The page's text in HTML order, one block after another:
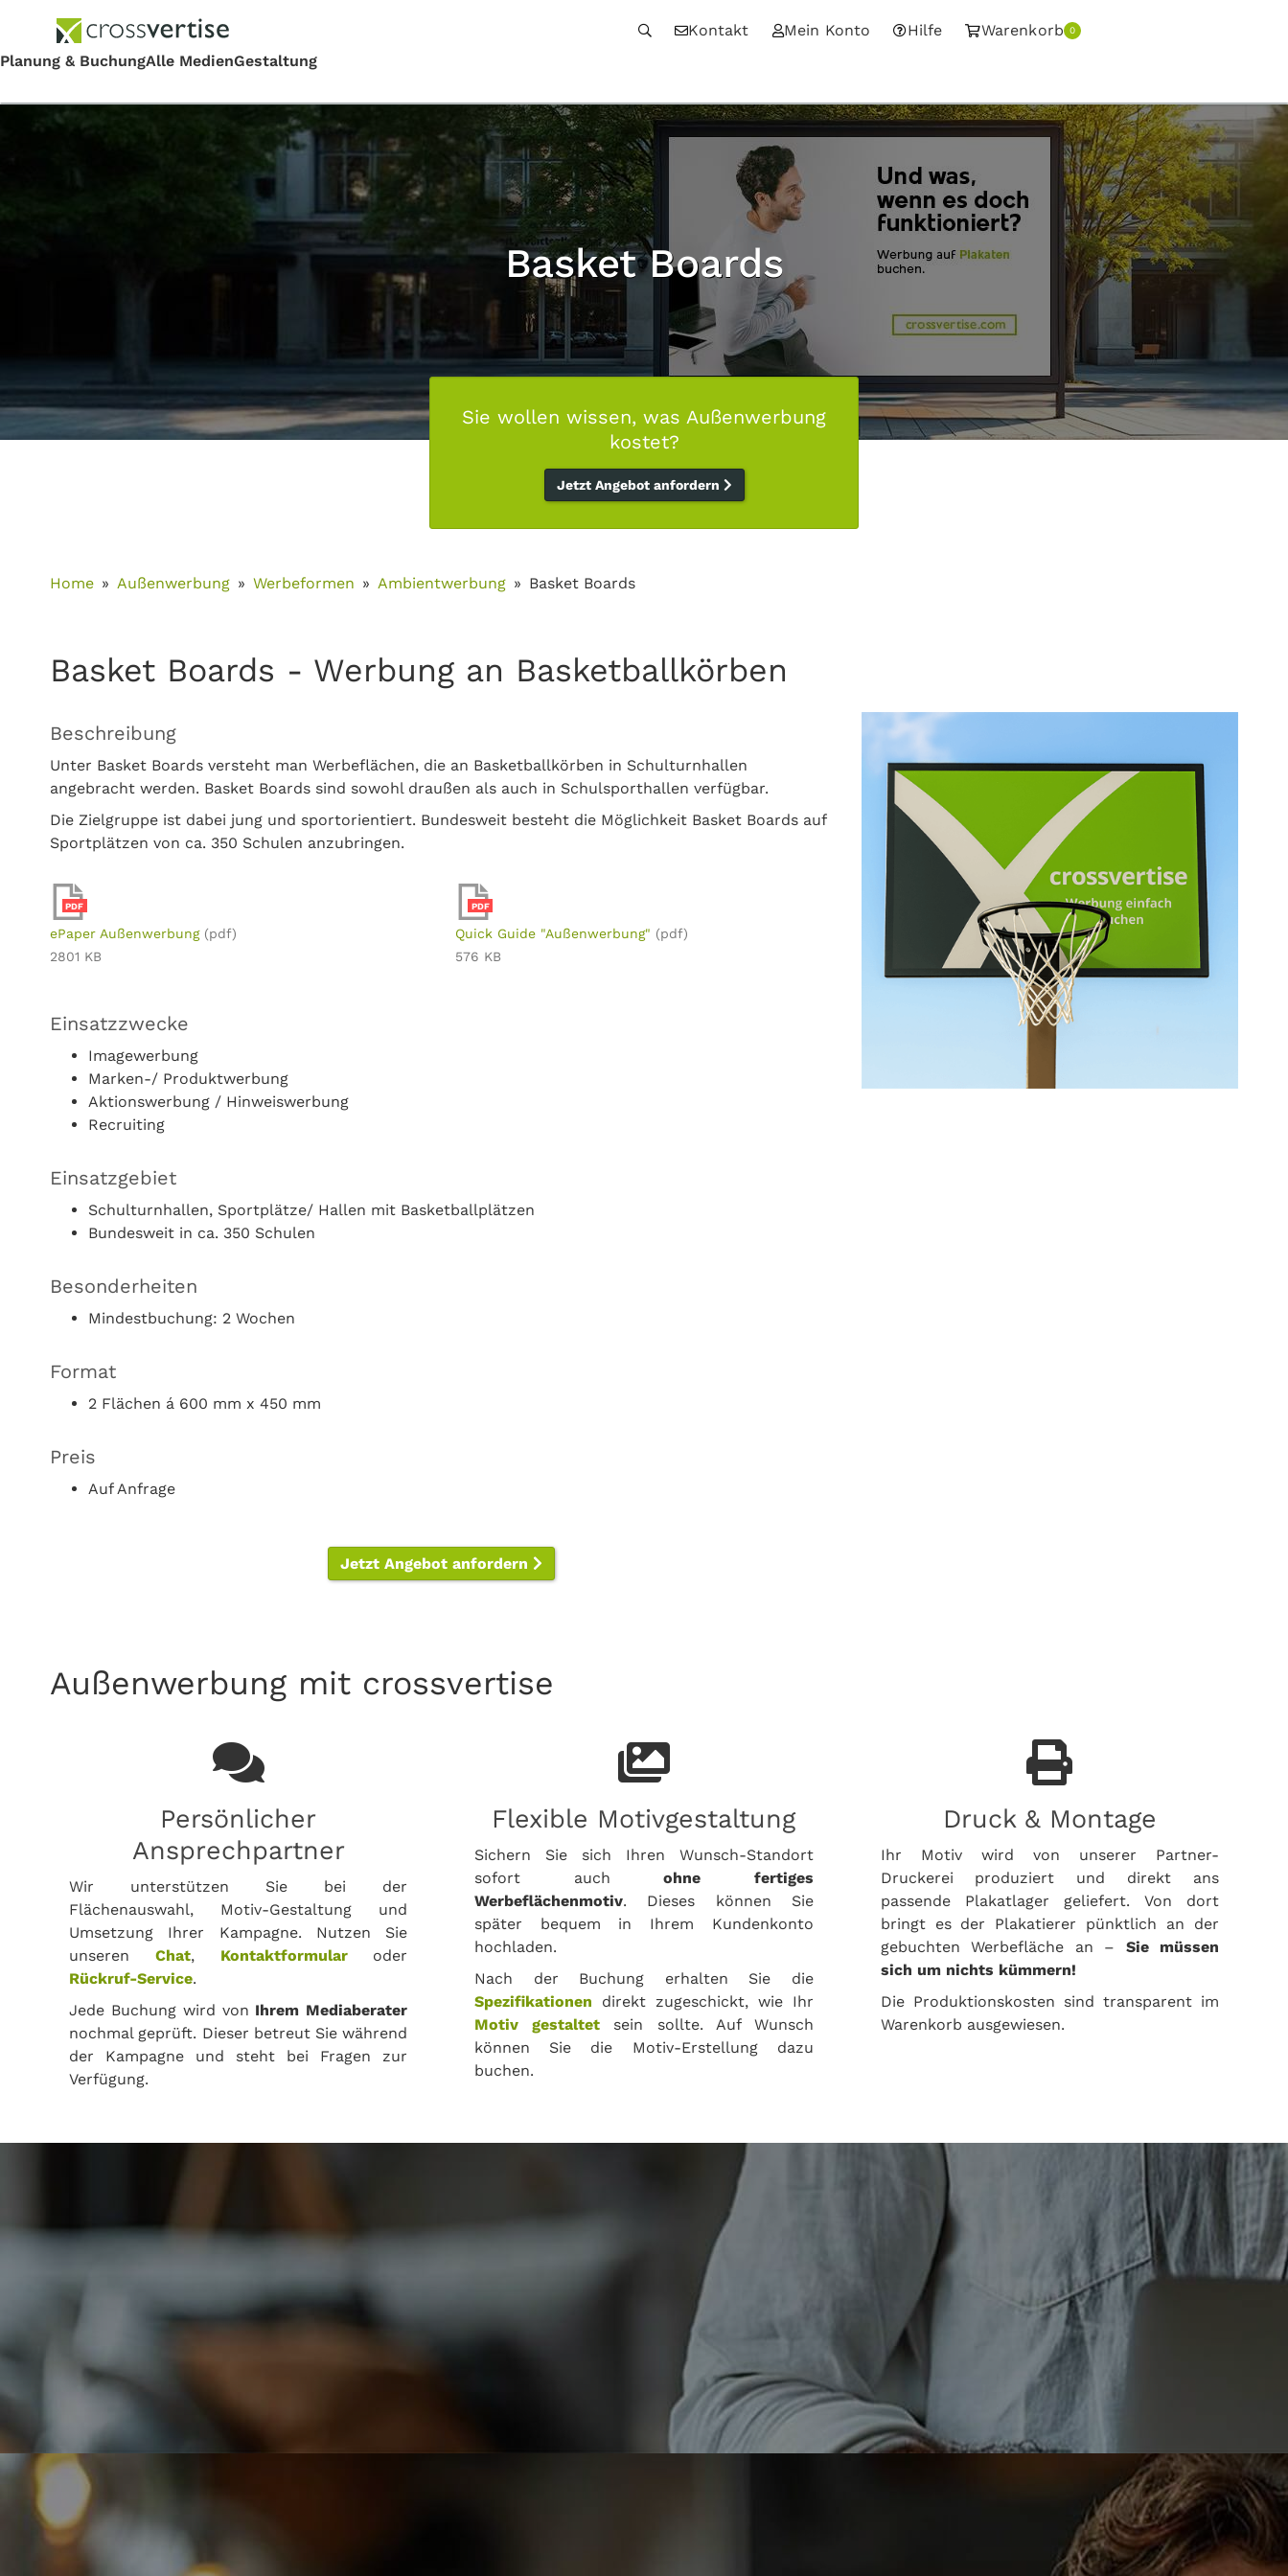
Kontakt Mein Konto Hilfe Warenkorb 0
Basket Boards
Sie wollen wissen, was Außenwerbung
kostet?
Jetzt Angebot anfordern
Home Außenwerbung Werbeformen Ambientwerbung Basket Boards
Basket Boards - Werbung an Basketballkörben
Beschreibung
Unter Basket Boards versteht man Werbeflächen, die an Basketballkörben in Schulturnhallen
angebracht werden. Basket Boards sind sowohl draußen als auch in Schulsporthallen verfügbar.
Die Zielgruppe ist dabei jung und sportorientiert. Bundesweit besteht die Möglichkeit Basket Boards auf
Sportplätzen von ca. 350 Schulen anzubringen.
PDF
ePaper Außenwerbung (pdf)
2801 KB
PDF
Quick Guide "Außenwerbung" (pdf)
576 KB
Einsatzzwecke
Imagewerbung
Marken-/ Produktwerbung
Aktionswerbung / Hinweiswerbung
Recruiting
Einsatzgebiet
Schulturnhallen, Sportplätze/ Hallen mit Basketballplätzen
Bundesweit in ca. 350 Schulen
Besonderheiten
Mindestbuchung: 2 Wochen
Format
2 Flächen á 600 mm x 450 mm
Preis
Auf Anfrage
Jetzt Angebot anfordern
Außenwerbung mit crossvertise
Persönlicher
Ansprechpartner
Wir unterstützen Sie bei der
Flächenauswahl, Motiv-Gestaltung und
Umsetzung Ihrer Kampagne. Nutzen Sie
unseren Chat, Kontaktformularoder
Rückruf-Service.
Jede Buchung wird von Ihrem Mediaberater
nochmal geprüft. Dieser betreut Sie während
der Kampagne und steht bei Fragen zur
Verfügung.
Flexible Motivgestaltung
Sichern Sie sich Ihren Wunsch-Standort
sofort auchohne fertiges
Werbeflächenmotiv. Dieses können Sie
später bequem in Ihrem Kundenkonto
hochladen.
Nach der Buchung erhalten Sie die
Spezifikationen direkt zugeschickt, wie Ihr
Motiv gestaltet sein sollte. Auf Wunsch
können Sie die Motiv-Erstellung dazu
buchen.
Druck & Montage
Ihr Motiv wird von unserer Partner-
Druckerei produziert und direkt ans
passende Plakatlager geliefert. Von dort
bringt es der Plakatierer pünktlich an der
gebuchten Werbefläche an – Sie müssen
sich um nichts kümmern!
Die Produktionskosten sind transparent im
Warenkorb ausgewiesen.